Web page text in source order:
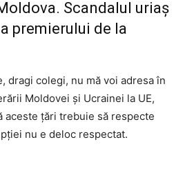
Scandalul uriaș
premierului de la
dragi colegi, nu mă voi adresa în
Moldovei și Ucrainei la UE,
aceste țări trebuie să respecte
nu e deloc respectat.